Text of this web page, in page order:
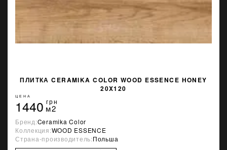
ПЛИТКА CERAMIKA COLOR WOOD ESSENCE HONEY
20X120
ЦЕНА
1440 грн
м2
Бренд:Ceramika Color
Коллекция:WOOD ESSENCE
Страна-производитель:Польша